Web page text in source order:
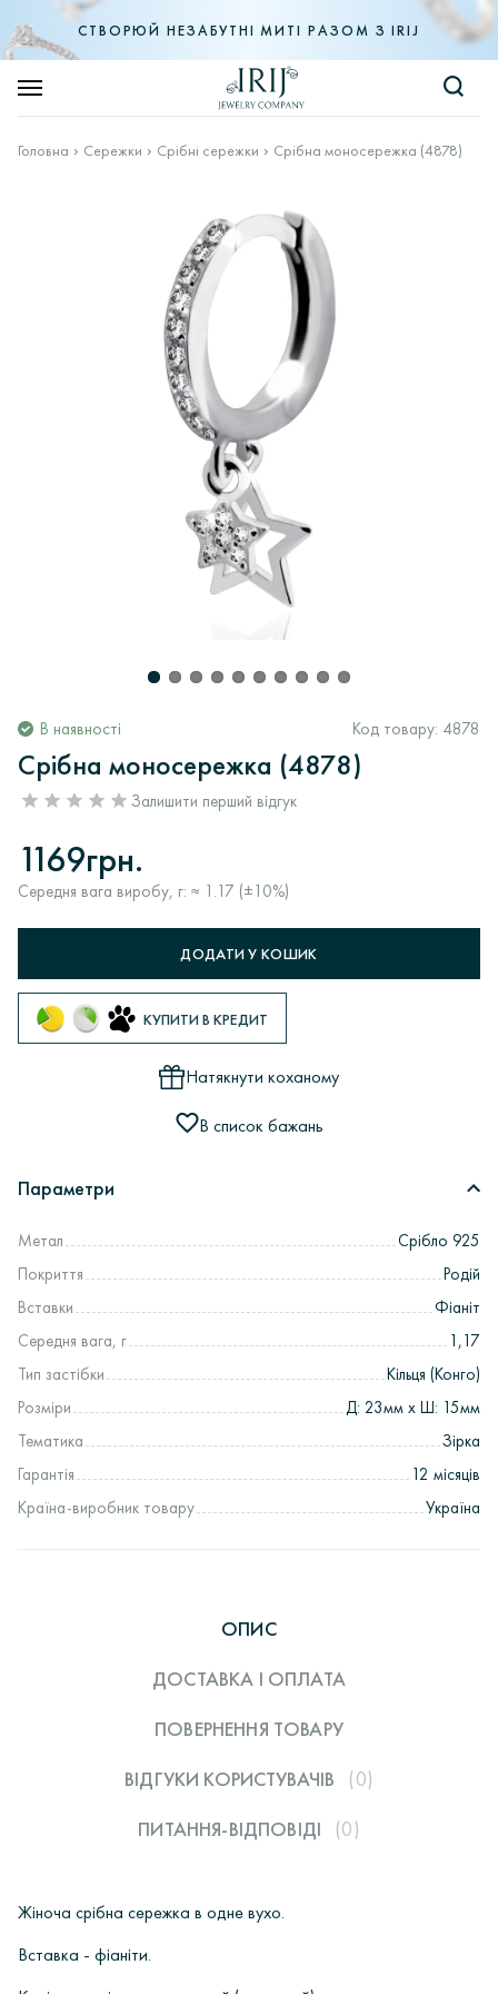
СТВОРЮЙ НЕЗАБУТНІ МИТІ РАЗОМ З IRIJ
Головна Сережки Срібні сережки Срібна моносережка (4878)
В наявності Код товару: 4878
Срібна моносережка (4878)
Залишити перший відгук
1169грн.
Середня вага виробу, г: ≈ 1.17 (±10%)
ДОДАТИ У КОШИК
КУПИТИ В КРЕДИТ
Натякнути коханому
В список бажань
Параметри
Метал
Срібло 925
Покриття
Родій
Вставки
Фіаніт
Середня вага, г
1,17
Тип застібки
Кільця (Конго)
Розміри
Д: 23мм х Ш: 15мм
Тематика
Зірка
Гарантія
12 місяців
Країна-виробник товару
Україна
ОПИС
ДОСТАВКА І ОПЛАТА
ПОВЕРНЕННЯ ТОВАРУ
ВІДГУКИ КОРИСТУВАЧIВ
(0)
ПИТАННЯ-ВІДПОВІДІ
(0)
Жіноча срібна сережка в одне вухо.
Вставка - фіаніти.